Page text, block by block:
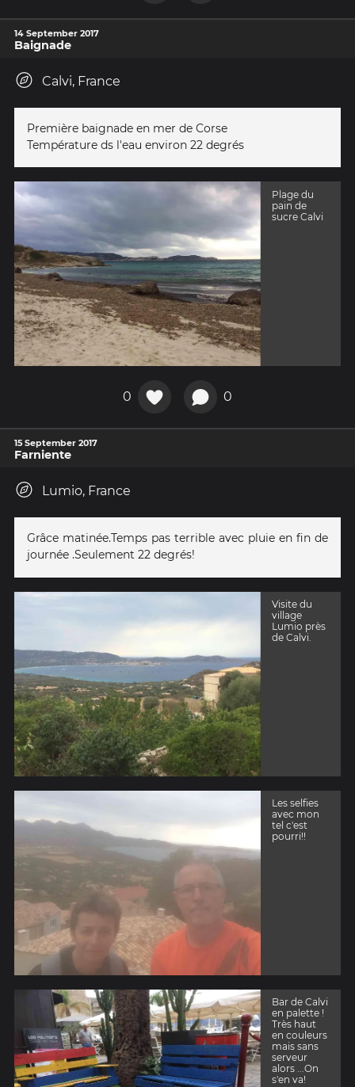
14 September 2017
Baignade
Calvi, France
Première baignade en mer de Corse
Température ds l'eau environ 22 degrés
Plage du
pain de
sucre Calvi
0 0
15 September 2017
Farniente
Lumio, France
Grâce matinée.Temps pas terrible avec pluie en fin de
journée .Seulement 22 degrés!
Visite du
village
Lumio près
de Calvi.
Les selfies
avec mon
tel c'est
pourri!!
Bar de Calvi
en palette !
Très haut
en couleurs
mais sans
serveur
alors ...On
s'en va!